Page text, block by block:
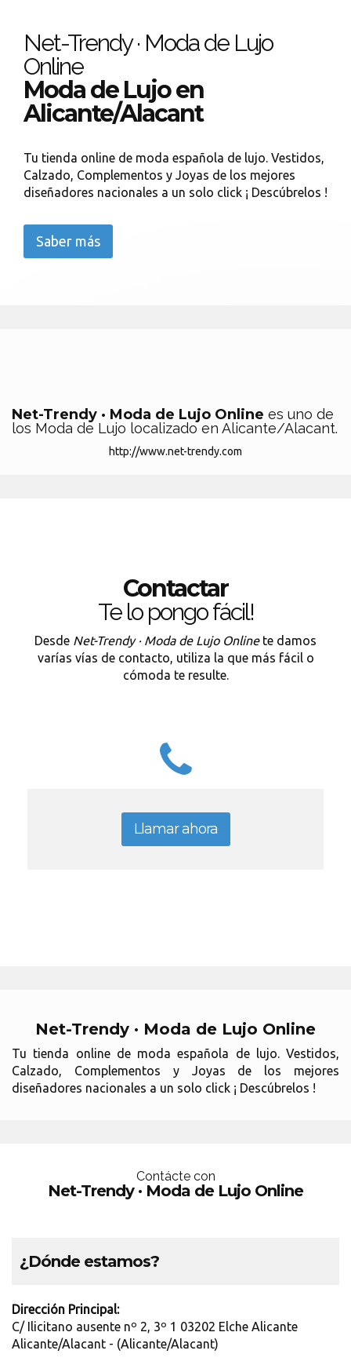
Net-Trendy · Moda de Lujo
Online
Moda de Lujo en
Alicante/Alacant
Tu tienda online de moda española de lujo. Vestidos,
Calzado, Complementos y Joyas de los mejores
diseñadores nacionales a un solo click ¡ Descúbrelos !
Saber más
Net-Trendy · Moda de Lujo Online es uno de
los Moda de Lujo localizado en Alicante/Alacant.
http://www.net-trendy.com
Contactar
Te lo pongo fácil!
Desde Net-Trendy · Moda de Lujo Onlinete damos
varías vías de contacto, utiliza la que más fácil o
cómoda te resulte.
Llamar ahora
Net-Trendy · Moda de Lujo Online
Tu tienda online de moda española de lujo. Vestidos,
Calzado, Complementos y Joyas de los mejores
diseñadores nacionales a un solo click ¡ Descúbrelos !
Contácte con
Net-Trendy · Moda de Lujo Online
¿Dónde estamos?
Dirección Principal:
C/ Ilicitano ausente nº 2, 3º 1 03202 Elche Alicante
Alicante/Alacant - (Alicante/Alacant)